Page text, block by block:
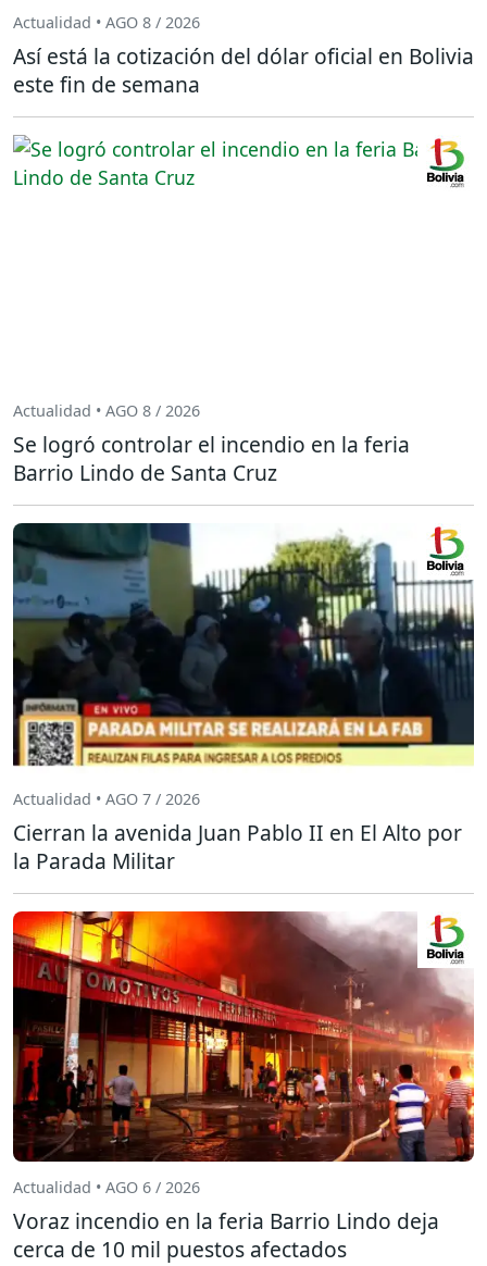
Actualidad • AGO 8 / 2026
Así está la cotización del dólar oficial en Bolivia
este fin de semana
Actualidad • AGO 8 / 2026
Se logró controlar el incendio en la feria
Barrio Lindo de Santa Cruz
Actualidad • AGO 7 / 2026
Cierran la avenida Juan Pablo II en El Alto por
la Parada Militar
Actualidad • AGO 6 / 2026
Voraz incendio en la feria Barrio Lindo deja
cerca de 10 mil puestos afectados